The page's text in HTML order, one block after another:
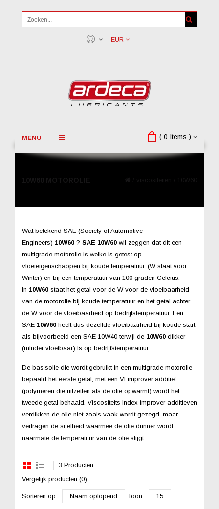
EUR
MENU ( 0 Items )
Wat betekend SAE (Society of Automotive
Engineers) 10W60 ? SAE 10W60 wil zeggen dat dit een
multigrade motorolie is welke is getest op
vloeieigenschappen bij koude temperatuur, (W staat voor
Winter) en bij een temperatuur van 100 graden Celcius.
In 10W60 staat het getal voor de W voor de vloeibaarheid
van de motorolie bij koude temperatuur en het getal achter
de W voor de vloeibaarheid op bedrijfstemperatuur. Een
SAE 10W60 heeft dus dezelfde vloeibaarheid bij koude start
als bijvoorbeeld een SAE 10W40 terwijl de 10W60 dikker
(minder vloeibaar) is op bedrijfstemperatuur.
De basisolie die wordt gebruikt in een multigrade motorolie
bepaald het eerste getal, met een VI improver additief
(polymeren die uitzetten als de olie opwarmt) wordt het
tweede getal behaald. Viscositeits Index improver additieven
verdikken de olie niet zoals vaak wordt gezegd, maar
vertragen de snelheid waarmee de olie dunner wordt
naarmate de temperatuur van de olie stijgt.
3 Producten
Vergelijk producten (0)
Sorteren op: Naam oplopend Toon: 15